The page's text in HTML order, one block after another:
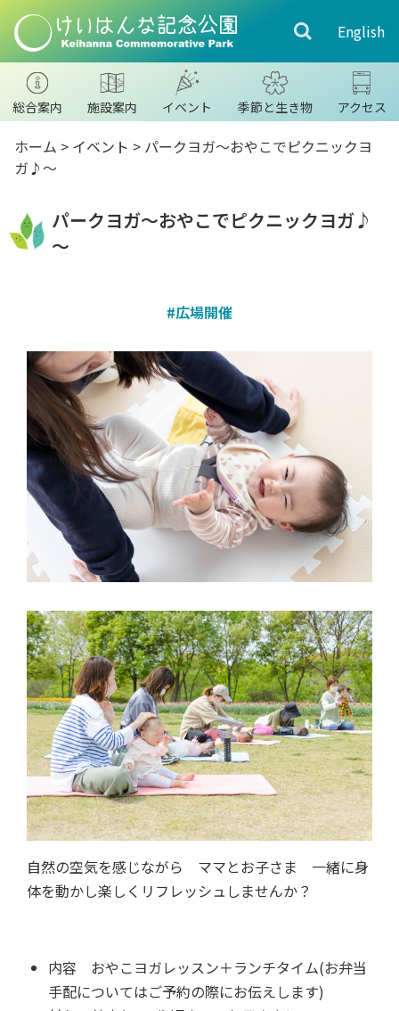
English
総合案内 施設案内 イベント 季節と生き物 アクセス
ホーム > イベント > パークヨガ～おやこでピクニックヨ
ガ♪～
パークヨガ～おやこでピクニックヨガ♪
～
#広場開催
自然の空気を感じながら ママとお子さま 一緒に身
体を動かし楽しくリフレッシュしませんか？
内容 おやこヨガレッスン＋ランチタイム(お弁当
手配についてはご予約の際にお伝えします)